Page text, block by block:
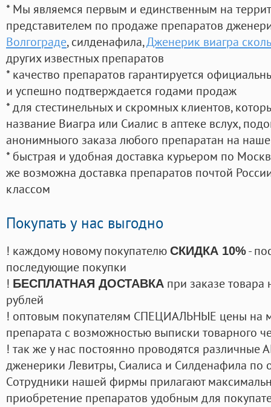
* Мы являемся первым и единственным на
представителем по продаже препаратов
Волгограде, силденафила,Дженерик виагра
других известных препаратов
* качество препаратов гарантируется
и успешно подтверждается годами продаж
* для стестинельных и скромных клиентов,
название Виагра или Сиалис в аптеке вслух,
анонимныого заказа любого препаратан на
* быстрая и удобная доставка курьером по
же возможна доставка препаратов почтой
классом
Покупать у нас выгодно
! каждому новому покупателю СКИДКА 10%-
последующие покупки
! БЕСПЛАТНАЯ ДОСТАВКА при заказе
рублей
! оптовым покупателям СПЕЦИАЛЬНЫЕ цены на
препарата с возможностью выписки товарного
! так же у нас постоянно проводятся
дженерики Левитры, Сиалиса и Силденафила по
Cотрудники нашей фирмы прилагают
приобретение препаратов удобным для